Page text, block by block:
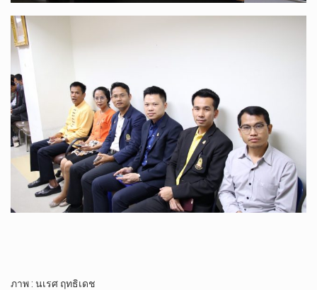
ภาพ : นเรศ ฤทธิเดช